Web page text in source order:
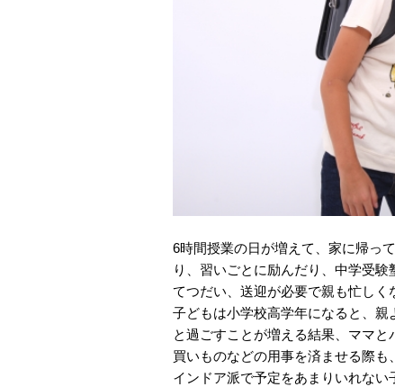
6時間授業の日が増えて、家に帰っ
り、習いごとに励んだり、中学受
てつだい、送迎が必要で親も忙しく
子どもは小学校高学年になると、
と過ごすことが増える結果、ママと
買いものなどの用事を済ませる際も
インドア派で予定をあまりいれな